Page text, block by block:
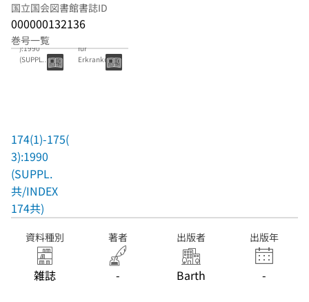
国立国会図書館書誌ID
000000132136
巻号一覧
174(1)-175(3
):1990
(SUPPL.
共/INDEX
174(1)-175(
3):1990
(SUPPL.
共/INDEX
174共)
fur
Erkrankunge
資料種別
雑誌
著者
-
出版者
Barth
出版年
-